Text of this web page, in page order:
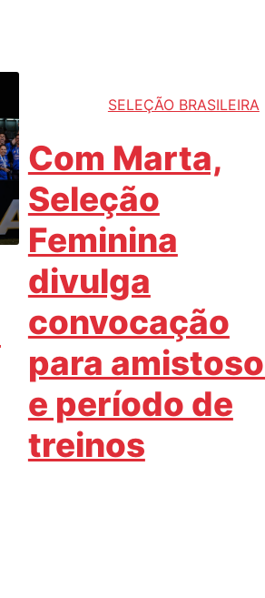
SELEÇÃO BRASILEIRA
Com Marta,
Seleção
Feminina
divulga
convocação
para
e período de
treinos